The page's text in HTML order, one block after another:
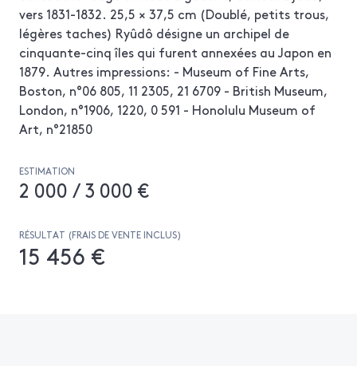
vers 1831-1832. 25,5 × 37,5 cm (Doublé, petits trous,
légères taches) Ryûdô désigne un archipel de
cinquante-cinq îles qui furent annexées au Japon en
1879. Autres impressions: - Museum of Fine Arts,
Boston, n°06 805, 11 2305, 21 6709 - British Museum,
London, n°1906, 1220, 0 591 - Honolulu Museum of
Art, n°21850
ESTIMATION
2 000 / 3 000 €
RÉSULTAT (FRAIS DE VENTE INCLUS)
15 456 €